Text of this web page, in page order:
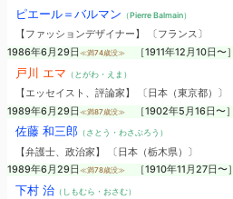
ピエール＝バルマン （Pierre Balmain）
【ファッションデザイナー】 〔フランス〕
1986年6月29日 ≪満74歳没≫ ［1911年12月10日〜］
戸川 エマ （とがわ・えま）
【エッセイスト、評論家】 〔日本（東京都）〕
1989年6月29日 ≪満87歳没≫ ［1902年5月16日〜］
佐藤 和三郎（さとう・わさぶろう）
【弁護士、政治家】 〔日本（栃木県）〕
1989年6月29日 ≪満78歳没≫ ［1910年11月27日〜］
下村 治（しもむら・おさむ）